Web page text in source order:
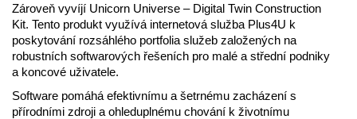
Zároveň vyvíjí Unicorn Universe – Digital Twin Construction
Kit. Tento produkt využívá internetová služba Plus4U k
poskytování rozsáhlého portfolia služeb založených na
robustních softwarových řešeních pro malé a střední podniky
a koncové uživatele.
Software pomáhá efektivnímu a šetrnému zacházení s
přírodními zdroji a ohleduplnému chování k životnímu